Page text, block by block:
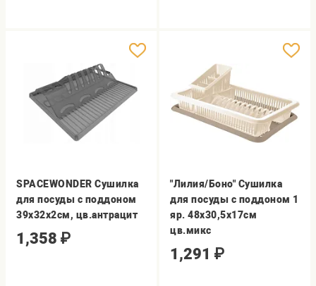
SPACEWONDER Сушилка
для посуды с поддоном
39х32х2см, цв.антрацит
1,358 ₽
"Лилия/Боно" Сушилка
для посуды с поддоном 1
яр. 48х30,5х17см
цв.микс
1,291 ₽